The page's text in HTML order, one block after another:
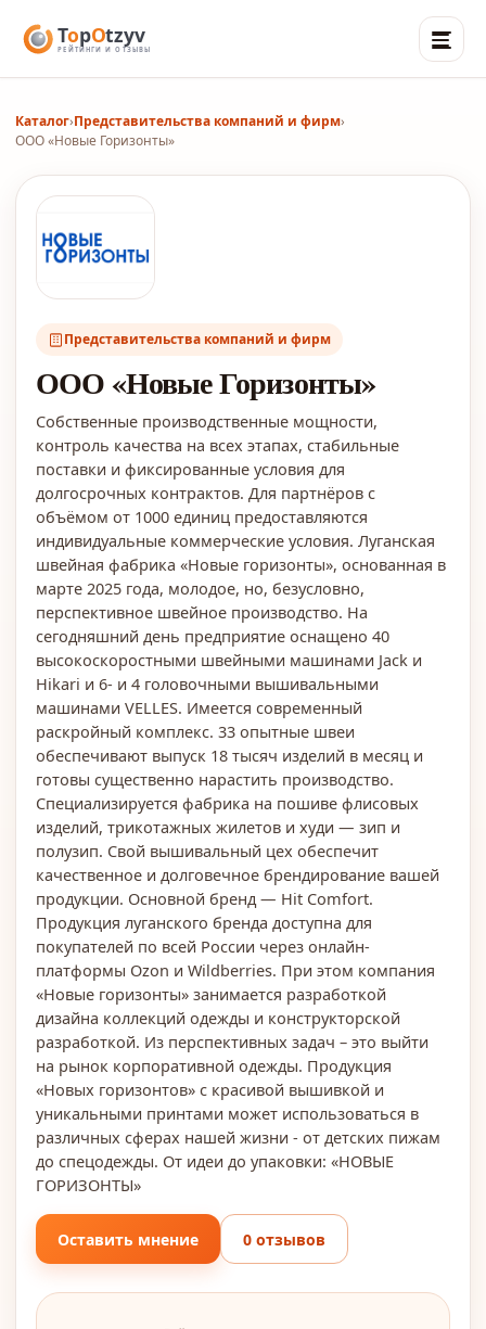
Каталог›Представительства компаний и фирм›
ООО «Новые Горизонты»
Представительства компаний и фирм
ООО «Новые Горизонты»
Собственные производственные мощности,
контроль качества на всех этапах, стабильные
поставки и фиксированные условия для
долгосрочных контрактов. Для партнёров с
объёмом от 1000 единиц предоставляются
индивидуальные коммерческие условия. Луганская
швейная фабрика «Новые горизонты», основанная в
марте 2025 года, молодое, но, безусловно,
перспективное швейное производство. На
сегодняшний день предприятие оснащено 40
высокоскоростными швейными машинами Jack и
Hikari и 6- и 4 головочными вышивальными
машинами VELLES. Имеется современный
раскройный комплекс. 33 опытные швеи
обеспечивают выпуск 18 тысяч изделий в месяц и
готовы существенно нарастить производство.
Специализируется фабрика на пошиве флисовых
изделий, трикотажных жилетов и худи — зип и
полузип. Свой вышивальный цех обеспечит
качественное и долговечное брендирование вашей
продукции. Основной бренд — Hit Comfort.
Продукция луганского бренда доступна для
покупателей по всей России через онлайн-
платформы Ozon и Wildberries. При этом компания
«Новые горизонты» занимается разработкой
дизайна коллекций одежды и конструкторской
разработкой. Из перспективных задач – это выйти
на рынок корпоративной одежды. Продукция
«Новых горизонтов» с красивой вышивкой и
уникальными принтами может использоваться в
различных сферах нашей жизни - от детских пижам
до спецодежды. От идеи до упаковки: «НОВЫЕ
ГОРИЗОНТЫ»
Оставить мнение 0 отзывов